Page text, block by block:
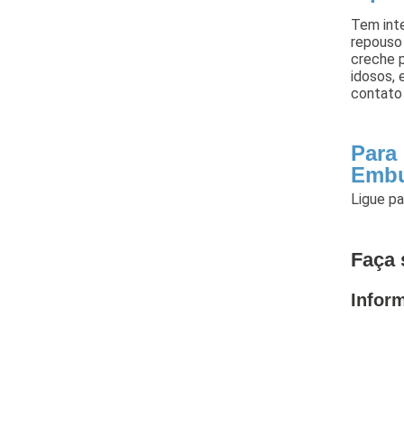
Tem
creche
idosos,
contato
Ligue
Faça